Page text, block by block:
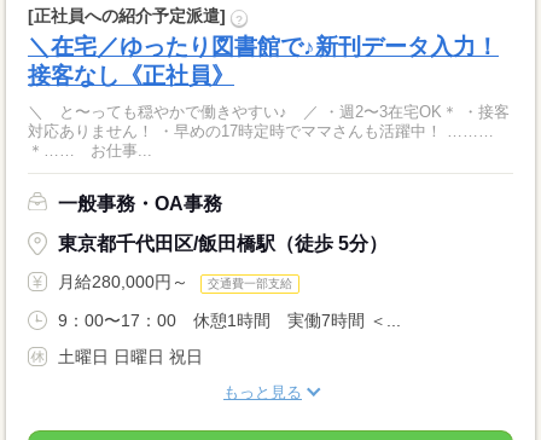
[正社員への紹介予定派遣] ?
＼在宅／ゆったり図書館で♪新刊データ入力！
接客なし《正社員》
＼ と〜っても穏やかで働きやすい♪ ／ ・週2〜3在宅OK＊ ・接客
対応ありません！ ・早めの17時定時でママさんも活躍中！ ………
＊…… お仕事...
一般事務・OA事務
東京都千代田区/飯田橋駅（徒歩 5分）
月給280,000円～ 交通費一部支給
9：00〜17：00 休憩1時間 実働7時間 ＜...
土曜日 日曜日 祝日
もっと見る